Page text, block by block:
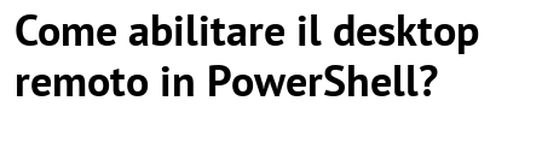
Come abilitare il desktop
remoto in PowerShell?